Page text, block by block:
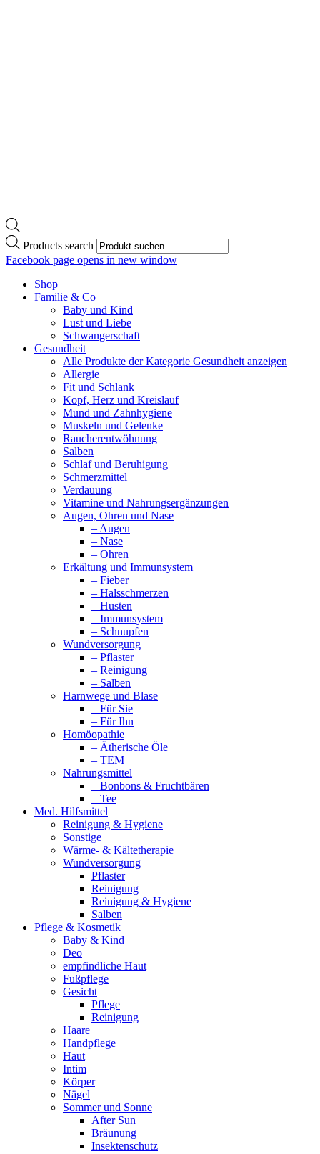
Products search
Facebook page opens in new window
Shop
Familie & Co
Baby und Kind
Lust und Liebe
Schwangerschaft
Gesundheit
Alle Produkte der Kategorie Gesundheit anzeigen
Allergie
Fit und Schlank
Kopf, Herz und Kreislauf
Mund und Zahnhygiene
Muskeln und Gelenke
Raucherentwöhnung
Salben
Schlaf und Beruhigung
Schmerzmittel
Verdauung
Vitamine und Nahrungsergänzungen
Augen, Ohren und Nase
– Augen
– Nase
– Ohren
Erkältung und Immunsystem
– Fieber
– Halsschmerzen
– Husten
– Immunsystem
– Schnupfen
Wundversorgung
– Pflaster
– Reinigung
– Salben
Harnwege und Blase
– Für Sie
– Für Ihn
Homöopathie
– Ätherische Öle
– TEM
Nahrungsmittel
– Bonbons & Fruchtbären
– Tee
Med. Hilfsmittel
Reinigung & Hygiene
Sonstige
Wärme- & Kältetherapie
Wundversorgung
Pflaster
Reinigung
Reinigung & Hygiene
Salben
Pflege & Kosmetik
Baby & Kind
Deo
empfindliche Haut
Fußpflege
Gesicht
Pflege
Reinigung
Haare
Handpflege
Haut
Intim
Körper
Nägel
Sommer und Sonne
After Sun
Bräunung
Insektenschutz